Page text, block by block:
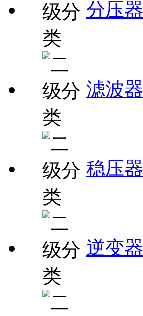
分压器
滤波器
稳压器
逆变器